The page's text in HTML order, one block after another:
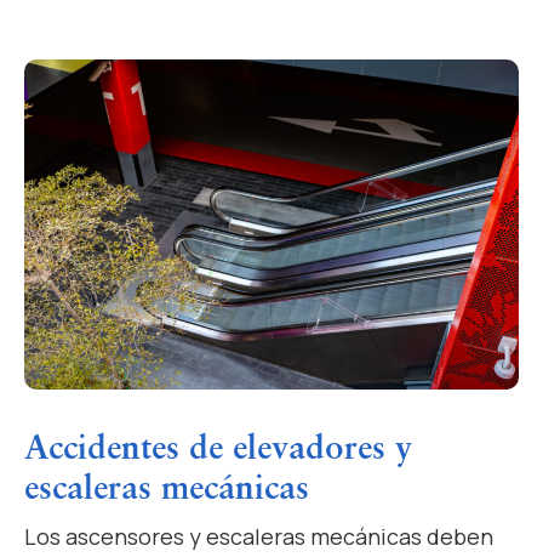
Accidentes de elevadores y
escaleras mecánicas
Los ascensores y escaleras mecánicas deben